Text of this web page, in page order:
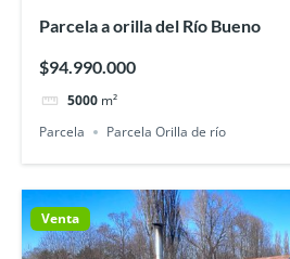
Parcela a orilla del Río Bueno
$94.990.000
5000 m²
Parcela
Parcela Orilla de río
Venta